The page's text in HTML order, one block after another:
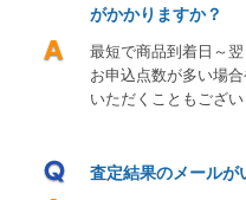
がかかりますか？
最短で商品到着日～翌
お申込点数が多い場
いただくこともござい
査定結果のメールが